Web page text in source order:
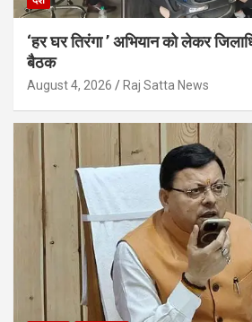
‘हर घर तिरंगा ’ अभियान को लेकर
बैठक
August 4, 2026 Raj Satta News